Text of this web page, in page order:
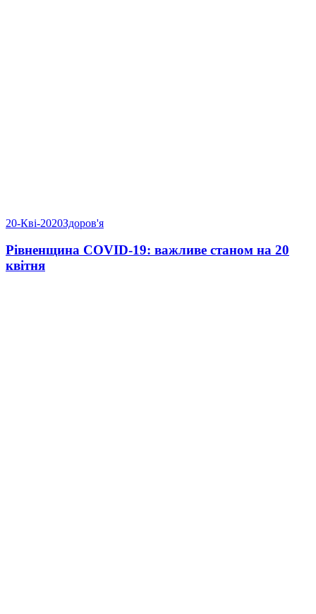
20-Кві-2020Здоров'я
Рівненщина COVID-19: важливе станом на 20
квітня